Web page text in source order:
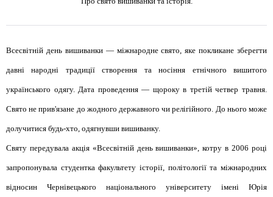
Всесвітній день вишиванки — міжнародне свято, яке покликане зберегти
давні народні традиції створення та носіння етнічного вишитого
українського одягу. Дата проведення — щороку в третій четвер травня.
Свято не прив'язане до жодного державного чи релігійного. До нього може
долучитися будь-хто, одягнувши вишиванку.
Святу передувала акція «Всесвітній день вишиванки», котру в 2006 році
запропонувала студентка факультету історії, політології та міжнародних
відносин Чернівецького національного університету імені Юрія